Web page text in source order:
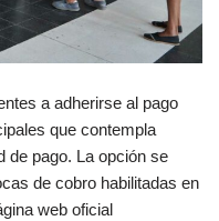
a adherirse al pago
que contempla
de pago. La opción se
de cobro habilitadas en
web oficial